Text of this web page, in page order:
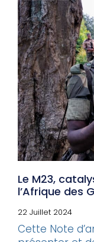
Le M23,
l’Afrique des
22 Juillet 2024
Cette Note